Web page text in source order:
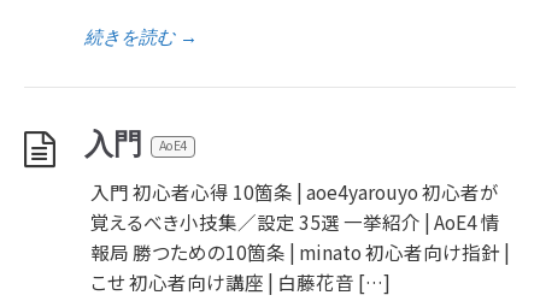
続きを読む→
入門 AoE4
入門 初心者心得 10箇条 | aoe4yarouyo 初心者が
覚えるべき小技集／設定 35選 一挙紹介 | AoE4 情
報局 勝つための10箇条 | minato 初心者向け指針 |
こせ 初心者向け講座 | 白藤花音 […]